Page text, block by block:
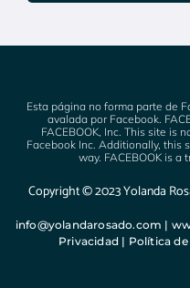
Esta página no forma parte de
avalada por Facebook.
FACEBOOK, Inc. This site is
Facebook Inc. Additionally, this
way. FACEBOOK is a
Copyright © 2023 Yolanda
info@yolandarosado.com |
Privacidad | Política